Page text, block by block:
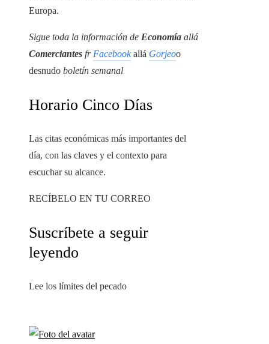
Europa.
Sigue toda la información de Economía allá
Comerciantes fr Facebookallá Gorjeoo
desnudo boletín semanal
Horario Cinco Días
Las citas económicas más importantes del
día, con las claves y el contexto para
escuchar su alcance.
RECÍBELO EN TU CORREO
Suscríbete a seguir
leyendo
Lee los límites del pecado